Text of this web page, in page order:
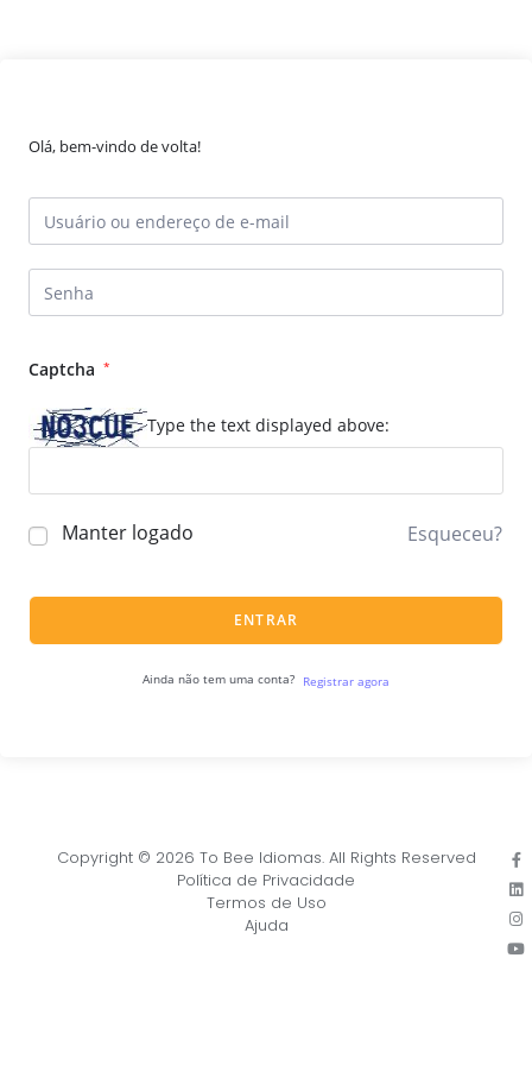
Olá, bem-vindo de volta!
Captcha *
Type the text displayed above:
Manter logado Esqueceu?
ENTRAR
Ainda não tem uma conta? Registrar agora
Copyright © 2026 To Bee Idiomas. All Rights Reserved
Política de Privacidade
Termos de Uso
Ajuda